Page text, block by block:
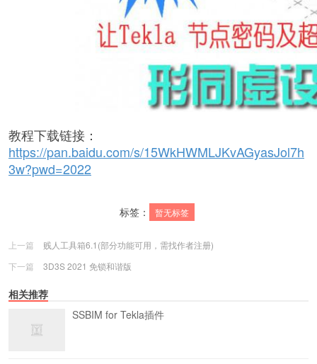
教程下载链接：
https://pan.baidu.com/s/15WkHWMLJKvAGyasJol7h
3w?pwd=2022
标签： 暂无标签
上一篇
贱人工具箱6.1(部分功能可用，需找作者注册)
下一篇
3D3S 2021 免锁和谐版
相关推荐
SSBIM for Tekla插件